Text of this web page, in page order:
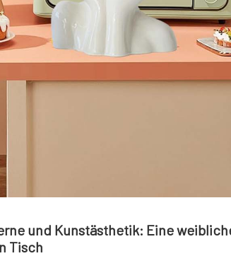
und Kunstästhetik: Eine
Tisch